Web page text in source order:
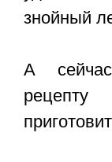
знойный
А